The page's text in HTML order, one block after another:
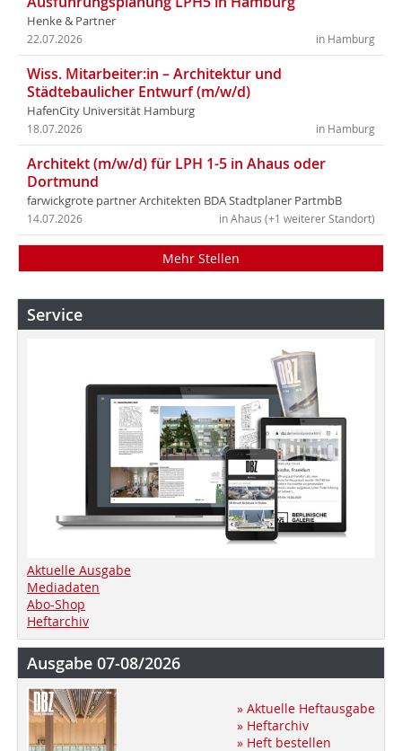
Henke & Partner
in Hamburg
22.07.2026
Wiss. Mitarbeiter:in – Architektur und
Städtebaulicher Entwurf (m/w/d)
HafenCity Universität Hamburg
in Hamburg
18.07.2026
Architekt (m/w/d) für LPH 1-5 in Ahaus oder
Dortmund
farwickgrote partner Architekten BDA Stadtplaner PartmbB
in Ahaus (+1 weiterer Standort)
14.07.2026
Mehr Stellen
Service
Aktuelle Ausgabe
Mediadaten
Abo-Shop
Heftarchiv
Ausgabe 07-08/2026
» Aktuelle Heftausgabe
» Heftarchiv
» Heft bestellen